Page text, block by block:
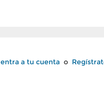
entra a tu cuenta o